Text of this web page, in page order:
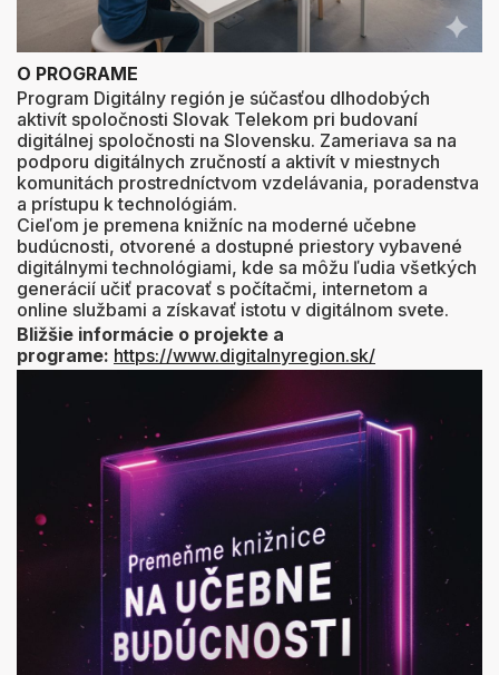
O PROGRAME
Program Digitálny región je súčasťou dlhodobých
aktivít spoločnosti Slovak Telekom pri budovaní
digitálnej spoločnosti na Slovensku. Zameriava sa na
podporu digitálnych zručností a aktivít v miestnych
komunitách prostredníctvom vzdelávania, poradenstva
a prístupu k technológiám.
Cieľom je premena knižníc na moderné učebne
budúcnosti, otvorené a dostupné priestory vybavené
digitálnymi technológiami, kde sa môžu ľudia všetkých
generácií učiť pracovať s počítačmi, internetom a
online službami a získavať istotu v digitálnom svete.
Bližšie informácie o projekte a
programe: https://www.digitalnyregion.sk/